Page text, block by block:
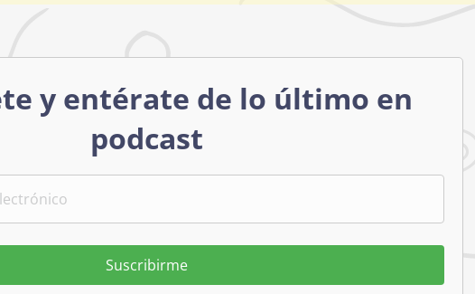
y entérate de lo último en
podcast
Suscribirme